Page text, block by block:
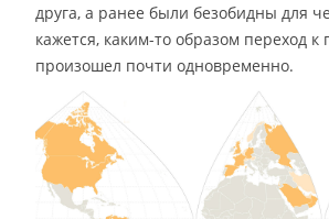
друга, а ранее были безобидны для
кажется, каким-то образом переход к
произошел почти одновременно.